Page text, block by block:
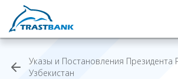
Указы и Постановления Президента
Узбекистан